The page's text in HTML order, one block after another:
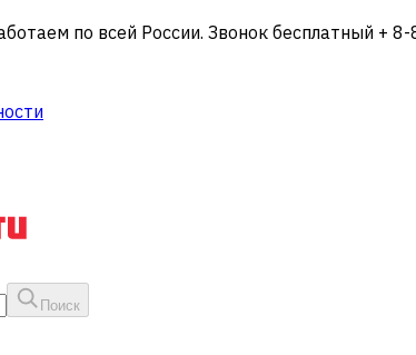
по всей России. Звонок бесплатный +
Поиск